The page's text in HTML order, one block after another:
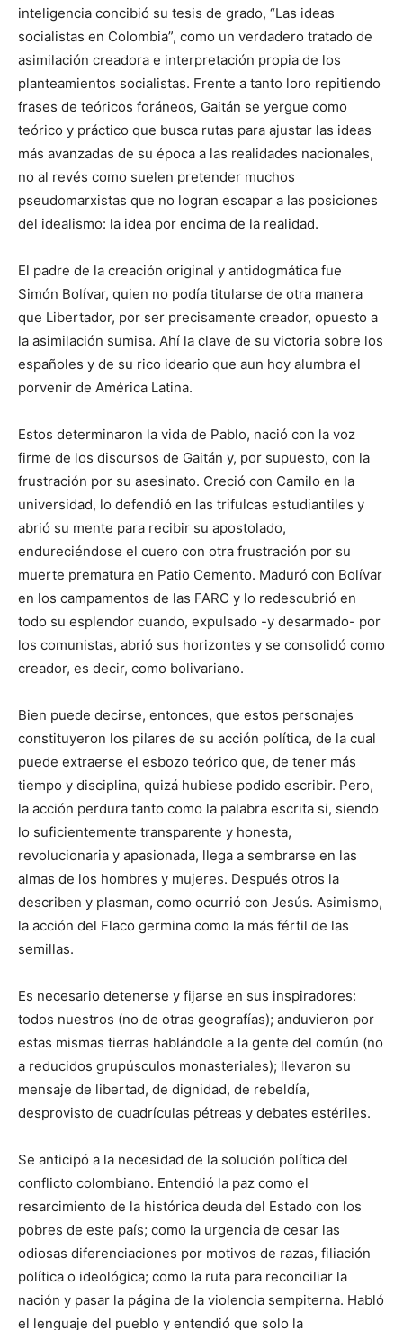
inteligencia concibió su tesis de grado, “Las ideas
socialistas en Colombia”, como un verdadero tratado de
asimilación creadora e interpretación propia de los
planteamientos socialistas. Frente a tanto loro repitiendo
frases de teóricos foráneos, Gaitán se yergue como
teórico y práctico que busca rutas para ajustar las ideas
más avanzadas de su época a las realidades nacionales,
no al revés como suelen pretender muchos
pseudomarxistas que no logran escapar a las posiciones
del idealismo: la idea por encima de la realidad.
El padre de la creación original y antidogmática fue
Simón Bolívar, quien no podía titularse de otra manera
que Libertador, por ser precisamente creador, opuesto a
la asimilación sumisa. Ahí la clave de su victoria sobre los
españoles y de su rico ideario que aun hoy alumbra el
porvenir de América Latina.
Estos determinaron la vida de Pablo, nació con la voz
firme de los discursos de Gaitán y, por supuesto, con la
frustración por su asesinato. Creció con Camilo en la
universidad, lo defendió en las trifulcas estudiantiles y
abrió su mente para recibir su apostolado,
endureciéndose el cuero con otra frustración por su
muerte prematura en Patio Cemento. Maduró con Bolívar
en los campamentos de las FARC y lo redescubrió en
todo su esplendor cuando, expulsado -y desarmado- por
los comunistas, abrió sus horizontes y se consolidó como
creador, es decir, como bolivariano.
Bien puede decirse, entonces, que estos personajes
constituyeron los pilares de su acción política, de la cual
puede extraerse el esbozo teórico que, de tener más
tiempo y disciplina, quizá hubiese podido escribir. Pero,
la acción perdura tanto como la palabra escrita si, siendo
lo suficientemente transparente y honesta,
revolucionaria y apasionada, llega a sembrarse en las
almas de los hombres y mujeres. Después otros la
describen y plasman, como ocurrió con Jesús. Asimismo,
la acción del Flaco germina como la más fértil de las
semillas.
Es necesario detenerse y fijarse en sus inspiradores:
todos nuestros (no de otras geografías); anduvieron por
estas mismas tierras hablándole a la gente del común (no
a reducidos grupúsculos monasteriales); llevaron su
mensaje de libertad, de dignidad, de rebeldía,
desprovisto de cuadrículas pétreas y debates estériles.
Se anticipó a la necesidad de la solución política del
conflicto colombiano. Entendió la paz como el
resarcimiento de la histórica deuda del Estado con los
pobres de este país; como la urgencia de cesar las
odiosas diferenciaciones por motivos de razas, filiación
política o ideológica; como la ruta para reconciliar la
nación y pasar la página de la violencia sempiterna. Habló
el lenguaje del pueblo y entendió que solo la